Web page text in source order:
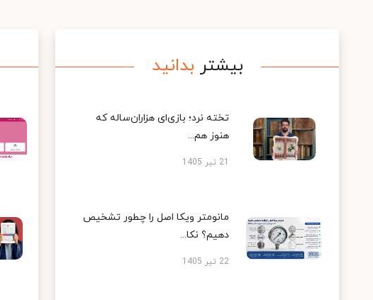
بیشتر بدانید
تخته نرد؛ بازی‌ای هزاران‌ساله که
هنوز هم...
21 تیر 1405
مانومتر ویکا اصل را چطور تشخیص
دهیم؟ نکا...
22 تیر 1405